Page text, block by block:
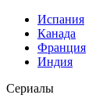
Испания
Канада
Франция
Индия
Сериалы